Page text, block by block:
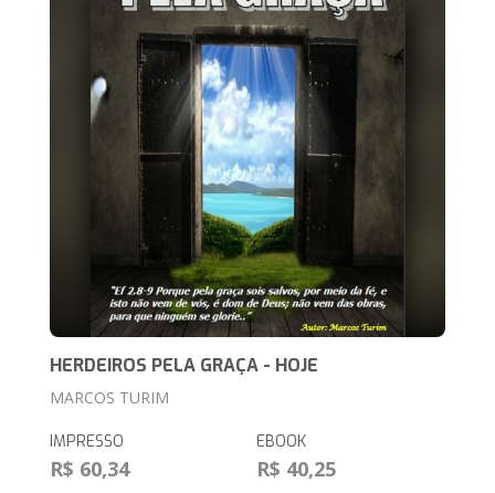
HERDEIROS PELA GRAÇA - HOJE
MARCOS TURIM
IMPRESSO
R$ 60,34
EBOOK
R$ 40,25